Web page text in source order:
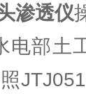
渗透仪
电部土